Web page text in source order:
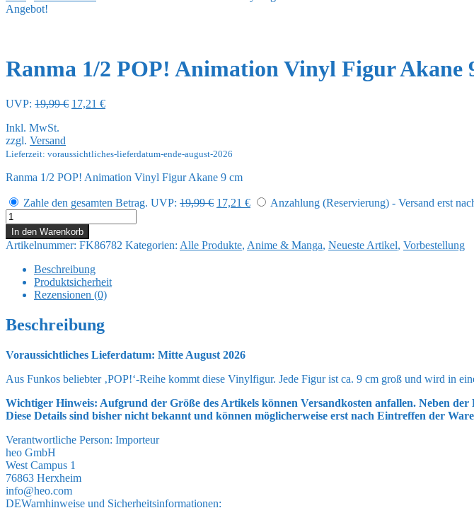
Angebot!
Ranma 1/2 POP! Animation Vinyl Figur Akane
UVP: 19,99€ Ursprünglicher
17,21 €Aktueller
Inkl. MwSt.
zzgl. Versand
Lieferzeit: voraussichtliches-lieferdatum-ende-august-2026
Ranma 1/2 POP! Animation Vinyl Figur Akane 9 cm
Zahle den gesamten Betrag. UVP: 19,99€ Ursprünglicher
19,99 €
17,21 €Aktueller
17,21 €.
Anzahlung (Reservierung) - Versand erst
Ranma
1/2
POP!
Animation
Vinyl
Figur
Akane
cm
Menge
In den Warenkorb
Artikelnummer: FK86782 Kategorien: Alle Produkte, Anime & Manga, Neueste Artikel, Vorbestellung
Beschreibung
Produktsicherheit
Rezensionen (0)
Beschreibung
Voraussichtliches Lieferdatum: Mitte August 2026
Aus Funkos beliebter ‚POP!‘-Reihe kommt diese Vinylfigur. Jede Figur ist ca. 9 cm groß und wird in
Wichtiger Hinweis: Aufgrund der Größe des Artikels können Versandkosten anfallen. Neben
Diese Details sind bisher nicht bekannt und können möglicherweise erst nach Eintreffen der
Verantwortliche Person: Importeur
heo GmbH
West Campus 1
76863 Herxheim
info@heo.com
DEWarnhinweise und Sicherheitsinformationen: